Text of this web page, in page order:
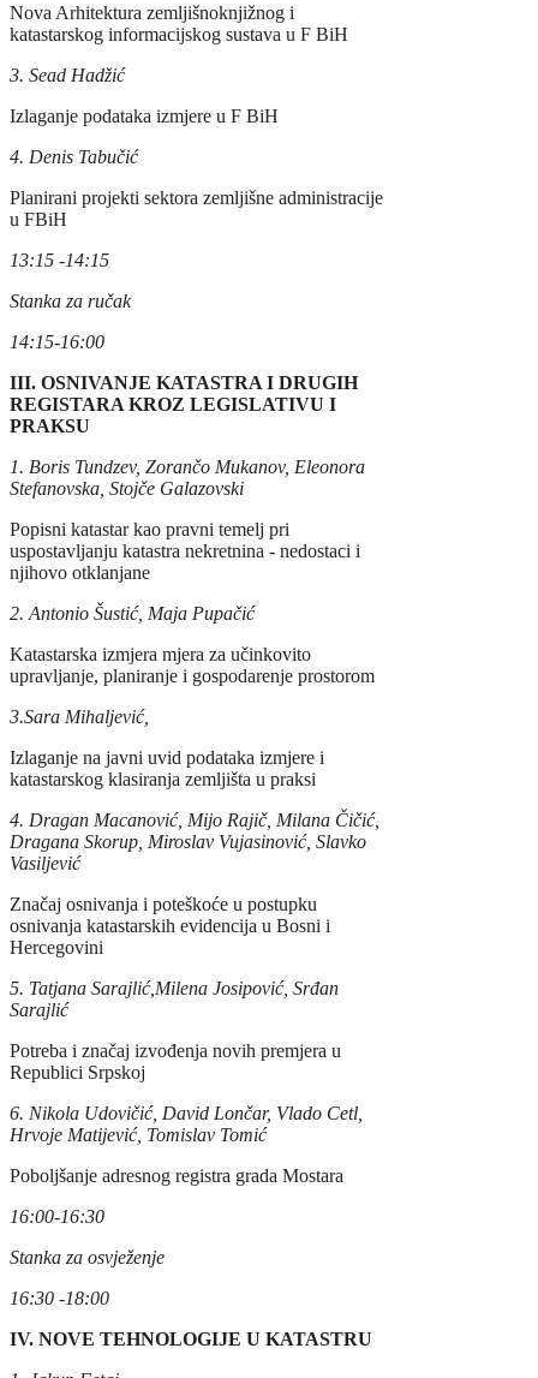
Nova Arhitektura zemljišnoknjižnog i
katastarskog informacijskog sustava u F BiH
3. Sead Hadžić
Izlaganje podataka izmjere u F BiH
4. Denis Tabučić
Planirani projekti sektora zemljišne administracije
u FBiH
13:15 -14:15
Stanka za ručak
14:15-16:00
III. OSNIVANJE KATASTRA I DRUGIH
REGISTARA KROZ LEGISLATIVU I
PRAKSU
1. Boris Tundzev, Zorančo Mukanov, Eleonora
Stefanovska, Stojče Galazovski
Popisni katastar kao pravni temelj pri
uspostavljanju katastra nekretnina - nedostaci i
njihovo otklanjane
2. Antonio Šustić, Maja Pupačić
Katastarska izmjera mjera za učinkovito
upravljanje, planiranje i gospodarenje prostorom
3.Sara Mihaljević,
Izlaganje na javni uvid podataka izmjere i
katastarskog klasiranja zemljišta u praksi
4. Dragan Macanović, Mijo Rajič, Milana Čičić,
Dragana Skorup, Miroslav Vujasinović, Slavko
Vasiljević
Značaj osnivanja i poteškoće u postupku
osnivanja katastarskih evidencija u Bosni i
Hercegovini
5. Tatjana Sarajlić,Milena Josipović, Srđan
Sarajlić
Potreba i značaj izvođenja novih premjera u
Republici Srpskoj
6. Nikola Udovičić, David Lončar, Vlado Cetl,
Hrvoje Matijević, Tomislav Tomić
Poboljšanje adresnog registra grada Mostara
16:00-16:30
Stanka za osvježenje
16:30 -18:00
IV. NOVE TEHNOLOGIJE U KATASTRU